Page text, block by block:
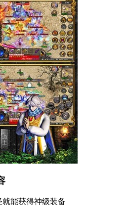
能获得神级装备